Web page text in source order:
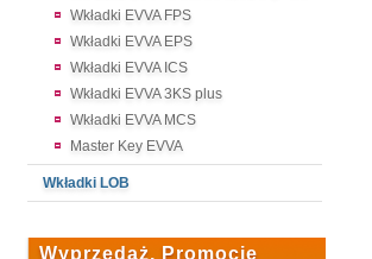
Wkładki EVVA FPS
Wkładki EVVA EPS
Wkładki EVVA ICS
Wkładki EVVA 3KS plus
Wkładki EVVA MCS
Master Key EVVA
Wkładki LOB
Wyprzedaż, Promocje